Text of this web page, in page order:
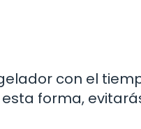
con el
forma,